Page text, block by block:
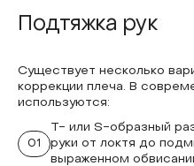
Подтяжка рук
Существует несколько
коррекции плеча. В
используются:
01
Т- или S-образный
руки от локтя до
выраженном